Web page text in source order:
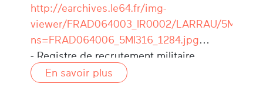
http://earchives.le64.fr/img-
viewer/FRAD064003_IR0002/LARRAU/5MI316/
ns=FRAD064006_5MI316_1284.jpg
- Registre de recrutement militaire
:
http://earchives.le64.fr/archives-en-
En savoir plus